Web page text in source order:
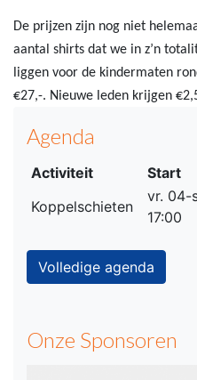
De prijzen zijn nog niet
aantal shirts dat we in z’n
liggen voor de kindermaten
€27,-. Nieuwe leden krijgen
Agenda
Activiteit Start
Koppelschieten
vr. 04-
17:00
Volledige agenda
Onze Sponsoren